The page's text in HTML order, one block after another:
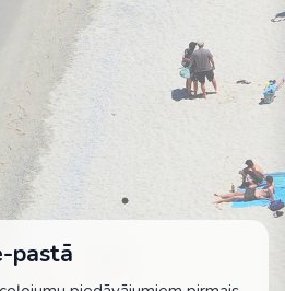
pastā